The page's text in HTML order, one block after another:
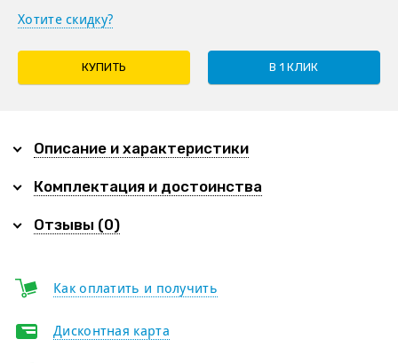
Хотите скидку?
КУПИТЬ В 1 КЛИК
Описание и характеристики
Комплектация и достоинства
Отзывы (0)
Как оплатить и получить
Дисконтная карта